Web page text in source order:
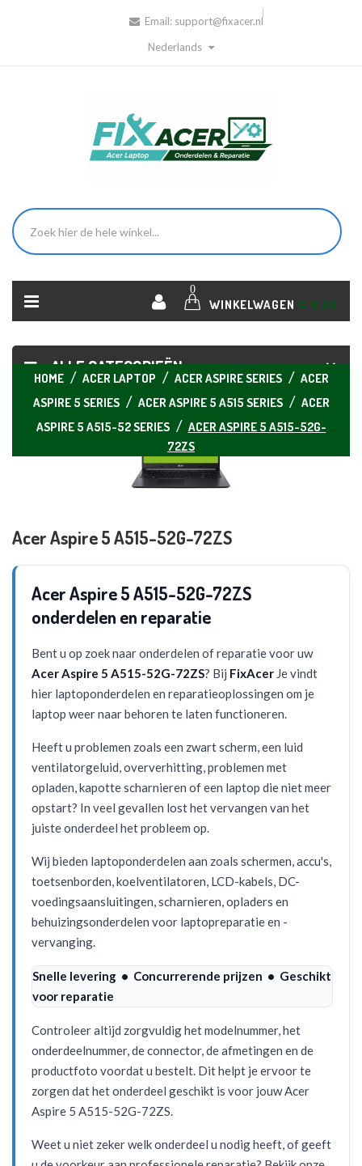
Email: support@fixacer.nl
Nederlands
0
WINKELWAGEN € 0,00
ALLE CATEGORIEËN
HOME ACER LAPTOP ACER ASPIRE SERIES
ACER
ASPIRE 5 SERIES
ACER ASPIRE 5 A515 SERIES
ACER
ASPIRE 5 A515-52 SERIES
ACER ASPIRE 5 A515-52G-
72ZS
Acer Aspire 5 A515-52G-72ZS
Acer Aspire 5 A515-52G-72ZS
onderdelen en reparatie
Bent u op zoek naar onderdelen of reparatie voor uw
Acer Aspire 5 A515-52G-72ZS? Bij FixAcer Je vindt
hier laptoponderdelen en reparatieoplossingen om je
laptop weer naar behoren te laten functioneren.
Heeft u problemen zoals een zwart scherm, een luid
ventilatorgeluid, oververhitting, problemen met
opladen, kapotte scharnieren of een laptop die niet meer
opstart? In veel gevallen lost het vervangen van het
juiste onderdeel het probleem op.
Wij bieden laptoponderdelen aan zoals schermen, accu's,
toetsenborden, koelventilatoren, LCD-kabels, DC-
voedingsaansluitingen, scharnieren, opladers en
behuizingsonderdelen voor laptopreparatie en -
vervanging.
Snelle levering • Concurrerende prijzen • Geschikt
voor reparatie
Controleer altijd zorgvuldig het modelnummer, het
onderdeelnummer, de connector, de afmetingen en de
productfoto voordat u bestelt. Dit helpt je ervoor te
zorgen dat het onderdeel geschikt is voor jouw Acer
Aspire 5 A515-52G-72ZS.
Weet u niet zeker welk onderdeel u nodig heeft, of geeft